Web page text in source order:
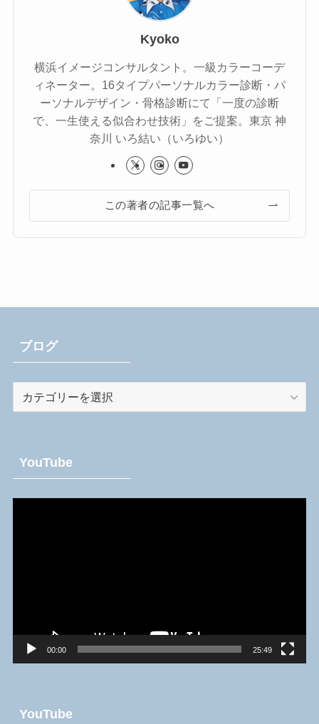
Kyoko
横浜イメージコンサルタント。一級カラーコーデ
ィネーター。16タイプパーソナルカラー診断・パ
ーソナルデザイン・骨格診断にて「一度の診断
で、一生使える似合わせ技術」をご提案。東京 神
奈川 いろ結い（いろゆい）
この著者の記事一覧へ
ブログ
YouTube
00:00 25:49
YouTube